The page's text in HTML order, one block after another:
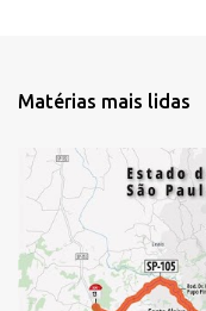
t
i
o
s
Matérias mais lidas